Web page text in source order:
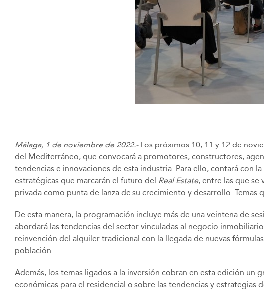
Málaga, 1 de noviembre de 2022.- Los próximos 10, 11 y 12 de
del Mediterráneo, que convocará a promotores, constructores,
tendencias e innovaciones de esta industria. Para ello, contará con
estratégicas que marcarán el futuro del Real Estate, entre las que se
privada como punta de lanza de su crecimiento y desarrollo.
De esta manera, la programación incluye más de una veintena de
abordará las tendencias del sector vinculadas al negocio
reinvención del alquiler tradicional con la llegada de nuevas
población.
Además, los temas ligados a la inversión cobran en esta edición un
económicas para el residencial o sobre las tendencias y